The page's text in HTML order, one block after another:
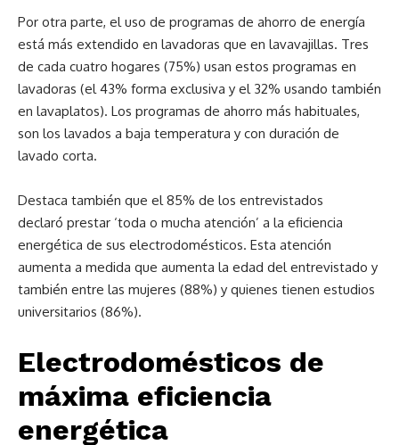
Por otra parte, el uso de programas de ahorro de energía
está más extendido en lavadoras que en lavavajillas. Tres
de cada cuatro hogares (75%) usan estos programas en
lavadoras (el 43% forma exclusiva y el 32% usando también
en lavaplatos). Los programas de ahorro más habituales,
son los lavados a baja temperatura y con duración de
lavado corta.
Destaca también que el 85% de los entrevistados
declaró prestar ‘toda o mucha atención’ a la eficiencia
energética de sus electrodomésticos. Esta atención
aumenta a medida que aumenta la edad del entrevistado y
también entre las mujeres (88%) y quienes tienen estudios
universitarios (86%).
Electrodomésticos de
máxima eficiencia
energética